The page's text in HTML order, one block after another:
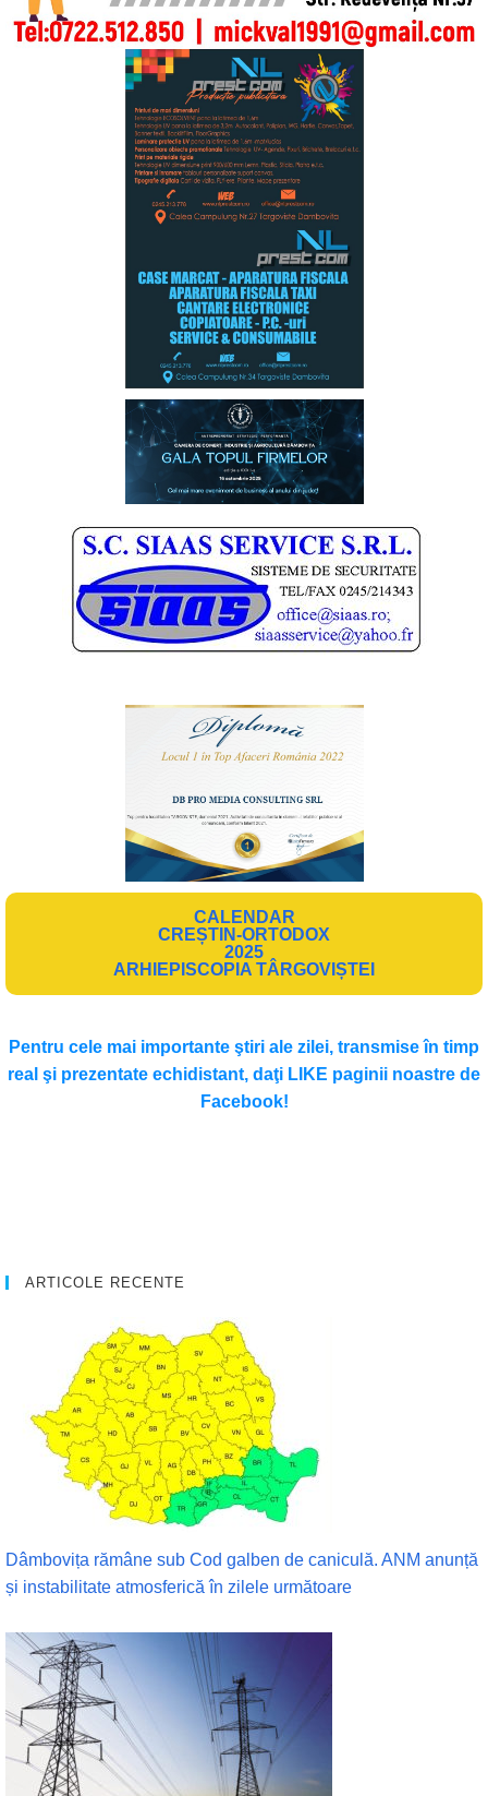
CALENDAR
CREȘTIN-ORTODOX
2025
ARHIEPISCOPIA TÂRGOVIȘTEI
Pentru cele mai importante ştiri ale zilei, transmise în timp
real şi prezentate echidistant, daţi LIKE paginii noastre de
Facebook!
ARTICOLE RECENTE
Dâmbovița rămâne sub Cod galben de caniculă. ANM anunță
și instabilitate atmosferică în zilele următoare